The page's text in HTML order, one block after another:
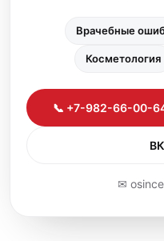
Врачебные
Косметология
📞 +7-982-66-00-
✉